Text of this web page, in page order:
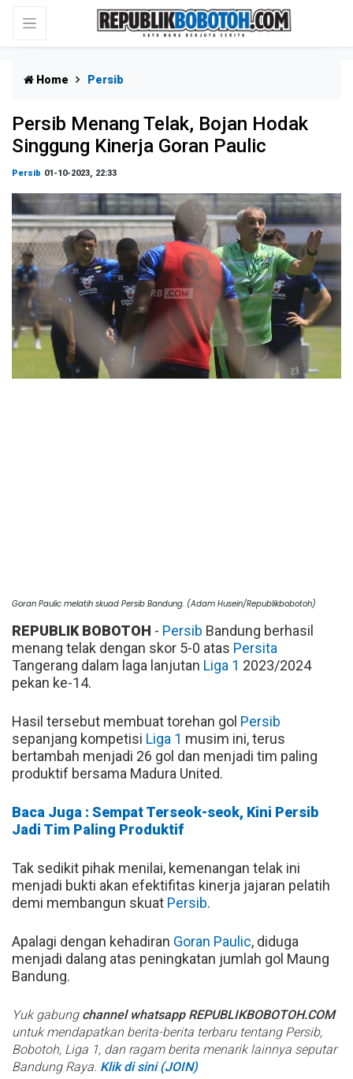
Home Persib
Persib Menang Telak, Bojan Hodak
Singgung Kinerja Goran Paulic
Persib 01-10-2023, 22:33
Goran Paulic melatih skuad Persib Bandung. (Adam Husein/Republikbobotoh)
REPUBLIK BOBOTOH - Persib Bandung berhasil
menang telak dengan skor 5-0 atas Persita
Tangerang dalam laga lanjutan Liga 1 2023/2024
pekan ke-14.
Hasil tersebut membuat torehan gol Persib
sepanjang kompetisi Liga 1 musim ini, terus
bertambah menjadi 26 gol dan menjadi tim paling
produktif bersama Madura United.
Baca Juga : Sempat Terseok-seok, Kini Persib
Jadi Tim Paling Produktif
Tak sedikit pihak menilai, kemenangan telak ini
menjadi bukti akan efektifitas kinerja jajaran pelatih
demi membangun skuat Persib.
Apalagi dengan kehadiran Goran Paulic, diduga
menjadi dalang atas peningkatan jumlah gol Maung
Bandung.
Yuk gabung channel whatsapp REPUBLIKBOBOTOH.COM
untuk mendapatkan berita-berita terbaru tentang Persib,
Bobotoh, Liga 1, dan ragam berita menarik lainnya seputar
Bandung Raya. Klik di sini (JOIN)